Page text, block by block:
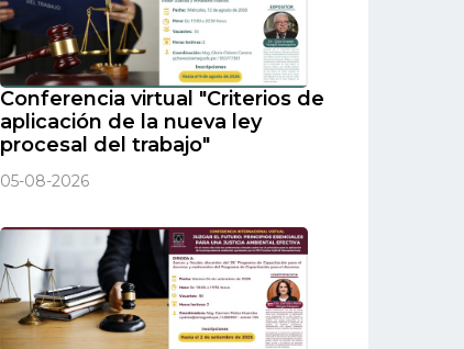
Conferencia virtual "Criterios de
aplicación de la nueva ley
procesal del trabajo"
05-08-2026